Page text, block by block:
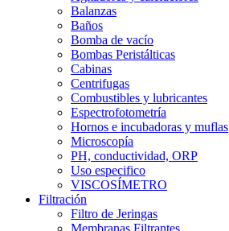
Balanzas
Baños
Bomba de vacío
Bombas Peristálticas
Cabinas
Centrifugas
Combustibles y lubricantes
Espectrofotometría
Hornos e incubadoras y muflas
Microscopía
PH, conductividad, ORP
Uso especifico
VISCOSÍMETRO
Filtración
Filtro de Jeringas